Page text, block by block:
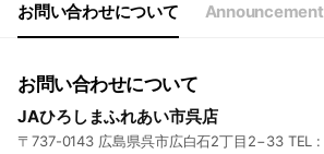
Sat09:00 - 18:00
定休日：年末年始
お問い合わせについて
お問い合わせについて
JAひろしまふれあい市呉店
〒737-0143 広島県呉市広白石2丁目2−33 TEL